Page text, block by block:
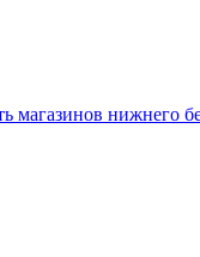
магазинов нижнего